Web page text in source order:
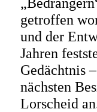
getroffen
und der
Jahren
Gedächtnis
nächsten
Lorscheid